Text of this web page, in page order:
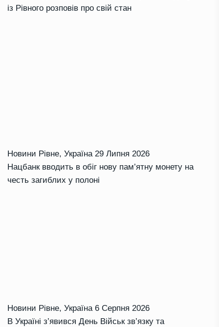
із Рівного розповів про свій стан
Новини Рівне, Україна 29 Липня 2026
Нацбанк вводить в обіг нову пам’ятну монету на
честь загиблих у полоні
Новини Рівне, Україна 6 Серпня 2026
В Україні з’явився День Військ зв’язку та